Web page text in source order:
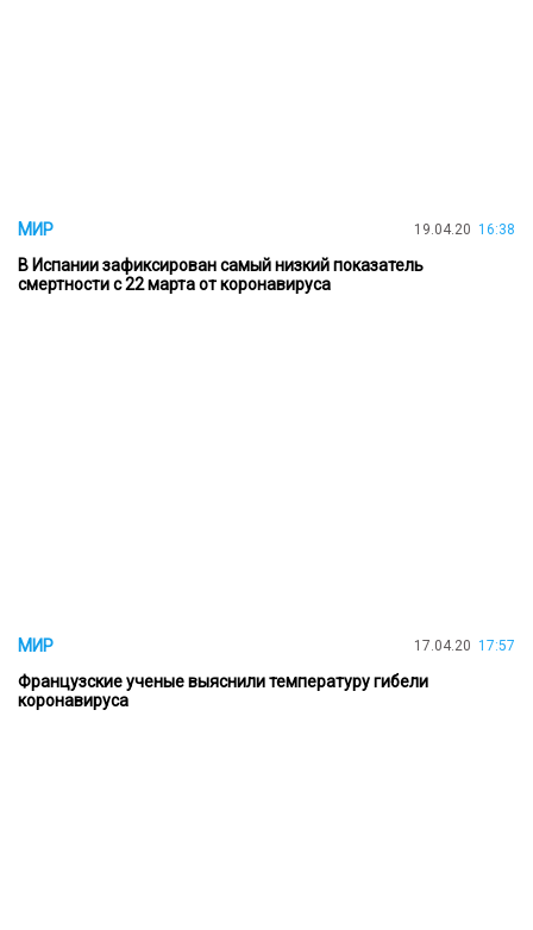
МИР 19.04.20 16:38
В Испании зафиксирован самый низкий показатель
смертности с 22 марта от коронавируса
МИР 17.04.20 17:57
Французские ученые выяснили температуру гибели
коронавируса